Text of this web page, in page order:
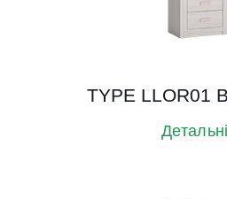
TYPE LLOR01